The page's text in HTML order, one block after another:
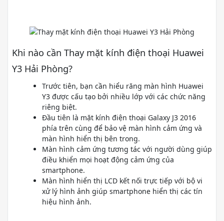
Khi nào cần Thay mặt kính điện thoại Huawei
Y3 Hải Phòng?
Trước tiên, bạn cần hiểu răng màn hình Huawei
Y3 được cấu tạo bởi nhiều lớp với các chức năng
riêng biệt.
Đầu tiên là mặt kính điện thoại Galaxy J3 2016
phía trên cùng để bảo vệ màn hình cảm ứng và
màn hình hiển thị bên trong.
Màn hình cảm ứng tương tác với người dùng giúp
điều khiển mọi hoạt động cảm ứng của
smartphone.
Màn hình hiển thị LCD kết nối trực tiếp với bộ vi
xử lý hình ảnh giúp smartphone hiển thị các tín
hiệu hình ảnh.